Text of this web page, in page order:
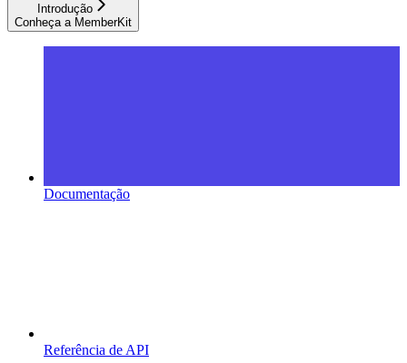
Introdução
Conheça a MemberKit
Documentação
Referência de API